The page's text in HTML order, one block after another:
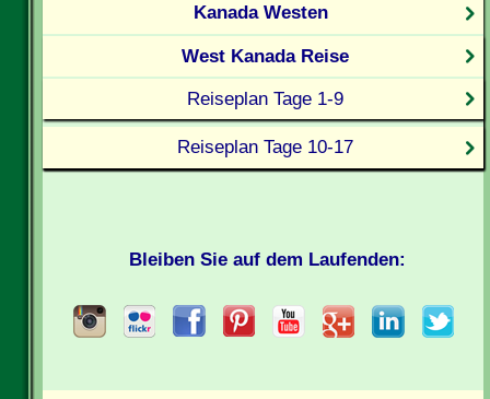
Kanada Westen
West Kanada Reise
Reiseplan Tage 1-9
Reiseplan Tage 10-17
Bleiben Sie auf dem Laufenden: